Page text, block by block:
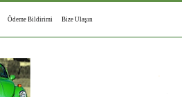
Ödeme Bildirimi Bize Ulaşın